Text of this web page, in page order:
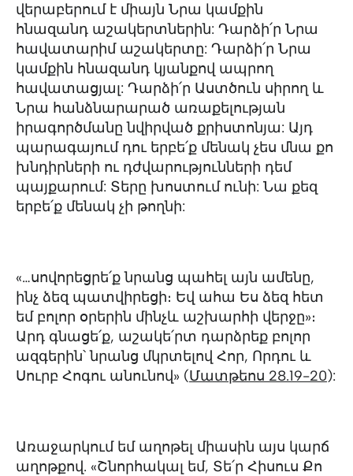
վերաբերում է միայն Նրա կամքին
հնազանդ աշակերտներին: Դարձի՛ր Նրա
հավատարիմ աշակերտը: Դարձի՛ր Նրա
կամքին հնազանդ կյանքով ապրող
հավատացյալ: Դարձի՛ր Աստծուն սիրող և
Նրա հանձնարարած առաքելության
իրագործմանը նվիրված քրիստոնյա: Այդ
պարագայում դու երբե՛ք մենակ չես մնա քո
խնդիրների ու դժվարությունների դեմ
պայքարում: Տերը խոստում ունի: Նա քեզ
երբե՛ք մենակ չի թողնի:
«…սովորեցրե՛ք նրանց պահել այն ամենը,
ինչ ձեզ պատվիրեցի։ Եվ ահա Ես ձեզ հետ
եմ բոլոր օրերին մինչև աշխարհի վերջը»։
Արդ գնացե՛ք, աշակե՛րտ դարձրեք բոլոր
ազգերին՝ նրանց մկրտելով Հոր, Որդու և
Սուրբ Հոգու անունով» (Մատթեոս 28.19-20):
Առաջարկում եմ աղոթել միասին այս կարճ
աղոթքով. «Շնորհակալ եմ, Տե՛ր Հիսուս Քո